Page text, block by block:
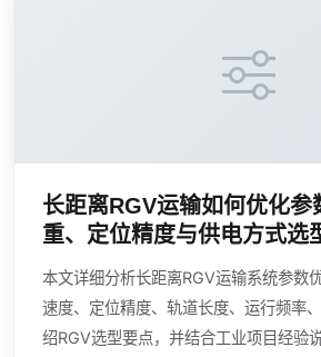
长距离RGV运输如何优化参
重、定位精度与供电方式选
本文详细分析长距离RGV运输系统参数
速度、定位精度、轨道长度、运行频率
绍RGV选型要点，并结合工业项目经验